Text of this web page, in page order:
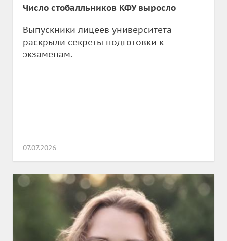
Число стобалльников КФУ выросло
Выпускники лицеев университета
раскрыли секреты подготовки к
экзаменам.
07.07.2026